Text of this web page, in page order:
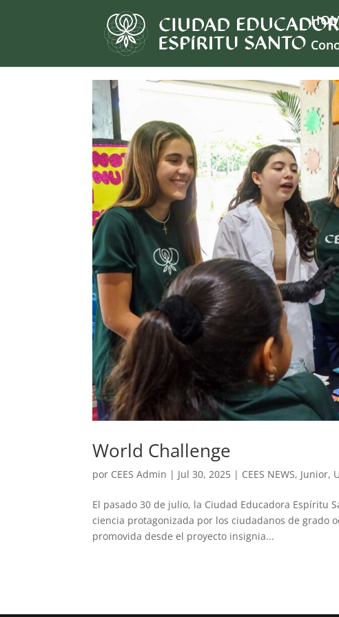
World Challenge
por CEES Admin | Jul 30, 2025 | CEES NEWS, Junior,
El pasado 30 de julio, la Ciudad Educadora Espíritu
ciencia protagonizada por los ciudadanos de grado
promovida desde el proyecto insignia...